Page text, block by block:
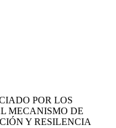
POR LOS
MECANISMO DE
Y RESILENCIA